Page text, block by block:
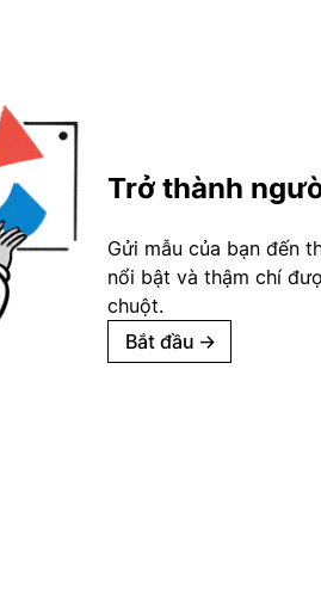
Trở thành
Gửi mẫu của bạn đến
nổi bật và thậm chí
chuột.
Bắt đầu →